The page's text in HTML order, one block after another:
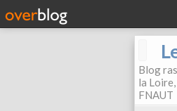
Blog
la
FNAUT